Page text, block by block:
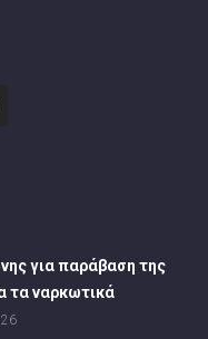
για παράβαση της
τα ναρκωτικά